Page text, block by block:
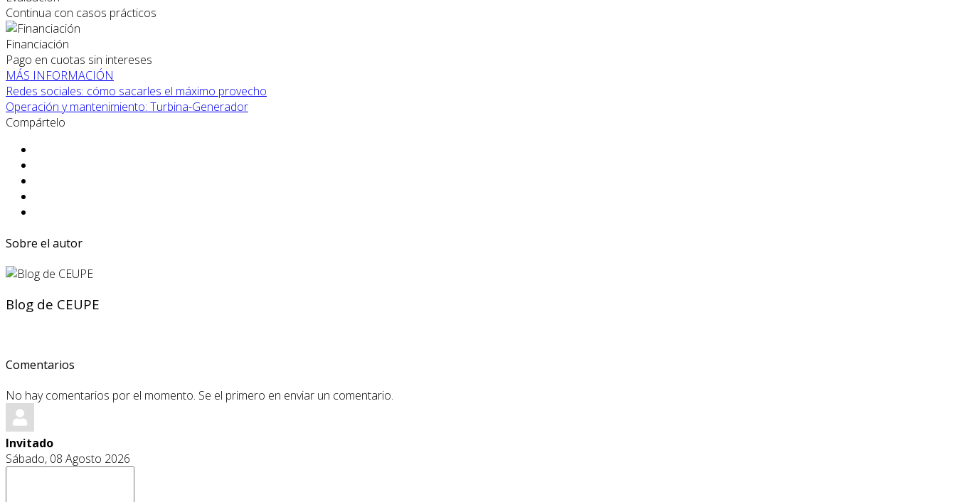
Continua con casos prácticos
Financiación
Pago en cuotas sin intereses
MÁS INFORMACIÓN
Redes sociales: cómo sacarles el máximo provecho
Operación y mantenimiento: Turbina-Generador
Compártelo
Sobre el autor
Blog de CEUPE
Comentarios
No hay comentarios por el momento. Se el primero en enviar un comentario.
Invitado
Sábado, 08 Agosto 2026